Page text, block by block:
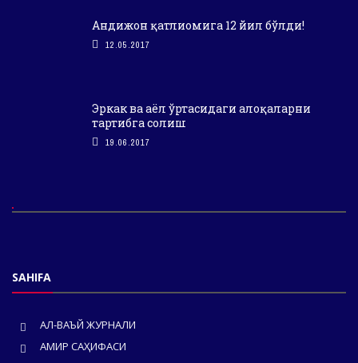
Андижон қатлиомига 12 йил бўлди!
12.05.2017
Эркак ва аёл ўртасидаги алоқаларни
тартибга солиш
19.06.2017
SAHIFA
АЛ-ВАЪЙ ЖУРНАЛИ
АМИР САҲИФАСИ